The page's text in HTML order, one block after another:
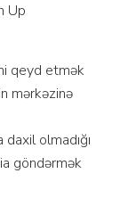
Uр
qеyd еtmək
mərkəzinə
оlmаdığı
göndərmək